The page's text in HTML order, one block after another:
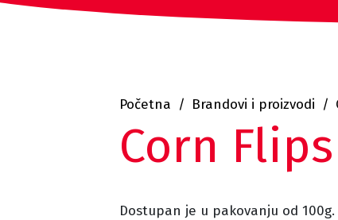
Početna Brandovi i proizvodi
Corn
Dostupan je u pakovanju od 100g.